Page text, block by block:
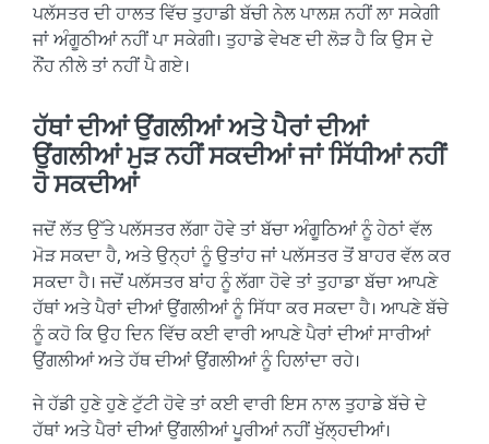
ਪਲੱਸਤਰ ਦੀ ਹਾਲਤ ਵਿੱਚ ਤੁਹਾਡੀ ਬੱਚੀ ਨੇਲ ਪਾਲਸ਼ ਨਹੀਂ ਲਾ ਸਕੇਗੀ
ਜਾਂ ਅੰਗੂਠੀਆਂ ਨਹੀਂ ਪਾ ਸਕੇਗੀ। ਤੁਹਾਡੇ ਵੇਖਣ ਦੀ ਲੋੜ ਹੈ ਕਿ ਉਸ ਦੇ
ਨੌਂਹ ਨੀਲੇ ਤਾਂ ਨਹੀਂ ਪੈ ਗਏ।
ਹੱਥਾਂ ਦੀਆਂ ਉਂਗਲੀਆਂ ਅਤੇ ਪੈਰਾਂ ਦੀਆਂ
ਉਂਗਲੀਆਂ ਮੁੜ ਨਹੀਂ ਸਕਦੀਆਂ ਜਾਂ ਸਿੱਧੀਆਂ ਨਹੀਂ
ਹੋ ਸਕਦੀਆਂ
ਜਦੋਂ ਲੱਤ ਉੱਤੇ ਪਲੱਸਤਰ ਲੱਗਾ ਹੋਵੇ ਤਾਂ ਬੱਚਾ ਅੰਗੂਠਿਆਂ ਨੂੰ ਹੇਠਾਂ ਵੱਲ
ਮੋੜ ਸਕਦਾ ਹੈ, ਅਤੇ ਉਨ੍ਹਾਂ ਨੂੰ ਉਤਾਂਹ ਜਾਂ ਪਲੱਸਤਰ ਤੋਂ ਬਾਹਰ ਵੱਲ ਕਰ
ਸਕਦਾ ਹੈ। ਜਦੋਂ ਪਲੱਸਤਰ ਬਾਂਹ ਨੂੰ ਲੱਗਾ ਹੋਵੇ ਤਾਂ ਤੁਹਾਡਾ ਬੱਚਾ ਆਪਣੇ
ਹੱਥਾਂ ਅਤੇ ਪੈਰਾਂ ਦੀਆਂ ਉਂਗਲੀਆਂ ਨੂੰ ਸਿੱਧਾ ਕਰ ਸਕਦਾ ਹੈ। ਆਪਣੇ ਬੱਚੇ
ਨੂੰ ਕਹੋ ਕਿ ਉਹ ਦਿਨ ਵਿੱਚ ਕਈ ਵਾਰੀ ਆਪਣੇ ਪੈਰਾਂ ਦੀਆਂ ਸਾਰੀਆਂ
ਉਂਗਲੀਆਂ ਅਤੇ ਹੱਥ ਦੀਆਂ ਉਂਗਲੀਆਂ ਨੂੰ ਹਿਲਾਂਦਾ ਰਹੇ।
ਜੇ ਹੱਡੀ ਹੁਣੇ ਹੁਣੇ ਟੁੱਟੀ ਹੋਵੇ ਤਾਂ ਕਈ ਵਾਰੀ ਇਸ ਨਾਲ ਤੁਹਾਡੇ ਬੱਚੇ ਦੇ
ਹੱਥਾਂ ਅਤੇ ਪੈਰਾਂ ਦੀਆਂ ਉਂਗਲੀਆਂ ਪੂਰੀਆਂ ਨਹੀਂ ਖੁੱਲ੍ਹਦੀਆਂ।